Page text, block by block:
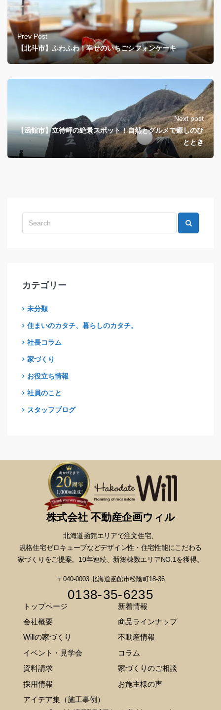
カテゴリー
未分類
住まいのカタチ、暮らしのカタチ。
社長コラム
家づくり
お役立ち情報
社員のこと
スタッフブログ
Prev Post
【北斗市】ふわふわ！幸せのいちごシフォンケーキ
Next post
【函館市】立待岬の絶景スポット！自然とグルメで癒しのひ
ととき
株式会社 不動産企画ウィル
北海道函館エリアで注文住宅、
規格住宅ゼロキューブなどデザイン性・ 住宅性能にこだわる
家づくりをご提案。10年連続、新築棟数エリアNO.1を獲得。
〒040-0003 北海道函館市松陰町18-36
0138-35-6235
トップページ
会社概要
Willの家づくり
イベント・見学会
資料請求
採用情報
アイデア集（施工事例）
新着情報
商品ラインナップ
不動産情報
コラム
家づくりのご相談
お施主様の声